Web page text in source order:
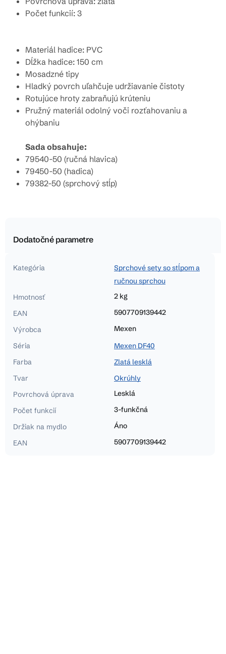
Počet funkcií: 3
Materiál hadice: PVC
Dĺžka hadice: 150 cm
Mosadzné tipy
Hladký povrch uľahčuje udržiavanie čistoty
Rotujúce hroty zabraňujú krúteniu
Pružný materiál odolný voči rozťahovaniu a
ohýbaniu
Sada obsahuje:
79540-50 (ručná hlavica)
79450-50 (hadica)
79382-50 (sprchový stĺp)
Dodatočné parametre
Kategória
Sprchové sety so stĺpom a
ručnou sprchou
Hmotnosť
2 kg
EAN
5907709139442
Výrobca
Mexen
Séria
Mexen DF40
Farba
Zlatá lesklá
Tvar
Okrúhly
Povrchová úprava
Lesklá
Počet funkcií
3-funkčná
Držiak na mydlo
Áno
EAN
5907709139442